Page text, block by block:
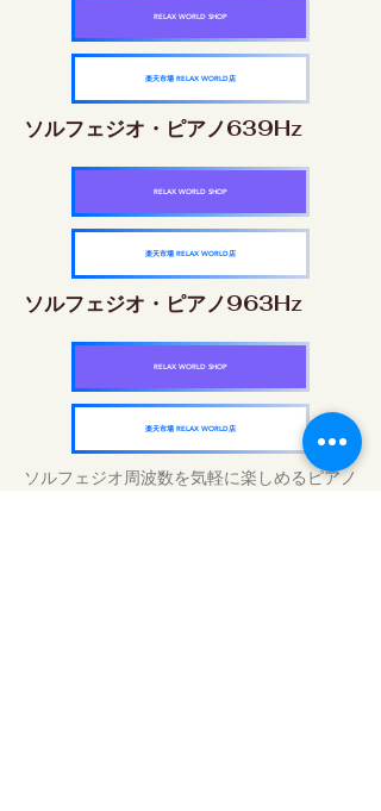
RELAX WORLD SHOP
楽天市場 RELAX WORLD店
ソルフェジオ・ピアノ639Hz
RELAX WORLD SHOP
楽天市場 RELAX WORLD店
ソルフェジオ・ピアノ963Hz
RELAX WORLD SHOP
楽天市場 RELAX WORLD店
ソルフェジオ周波数を気軽に楽しめるピアノ